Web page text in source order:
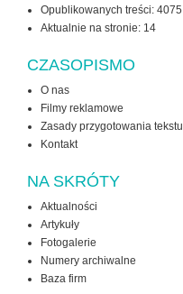
Opublikowanych treści: 4075
Aktualnie na stronie: 14
CZASOPISMO
O nas
Filmy reklamowe
Zasady przygotowania tekstu
Kontakt
NA SKRÓTY
Aktualności
Artykuły
Fotogalerie
Numery archiwalne
Baza firm